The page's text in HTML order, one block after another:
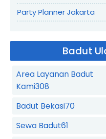
Party Planner Jakarta
Badut
Area Layanan Badut
Kami308
Badut Bekasi70
Sewa Badut61